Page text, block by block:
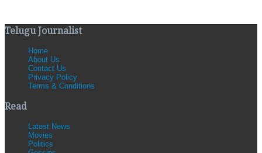
Telugu Journalist
Home
About Us
Contact Us
Privacy Policy
Terms & Conditions
Read
Latest News
Movies
Politics